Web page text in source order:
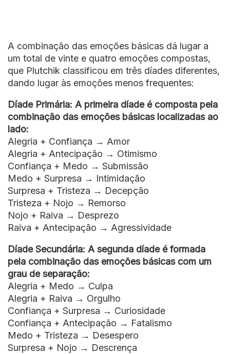
A combinação das emoções básicas dá lugar a
um total de vinte e quatro emoções compostas,
que Plutchik classificou em três díades diferentes,
dando lugar às emoções menos frequentes:
Díade Primária: A primeira díade é composta pela
combinação das emoções básicas localizadas ao
lado:
Alegria + Confiança → Amor
Alegria + Antecipação → Otimismo
Confiança + Medo → Submissão
Medo + Surpresa → Intimidação
Surpresa + Tristeza → Decepção
Tristeza + Nojo → Remorso
Nojo + Raiva → Desprezo
Raiva + Antecipação → Agressividade
Díade Secundária: A segunda díade é formada
pela combinação das emoções básicas com um
grau de separação:
Alegria + Medo → Culpa
Alegria + Raiva → Orgulho
Confiança + Surpresa → Curiosidade
Confiança + Antecipação → Fatalismo
Medo + Tristeza → Desespero
Surpresa + Nojo → Descrença